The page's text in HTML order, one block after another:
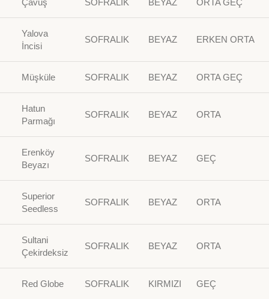
Çavuş SOFRALIK BEYAZ ORTA GEÇ
Yalova
İncisi
SOFRALIK BEYAZ ERKEN ORTA
Müşküle SOFRALIK BEYAZ ORTA GEÇ
Hatun
Parmağı
SOFRALIK BEYAZ ORTA
Erenköy
Beyazı
SOFRALIK BEYAZ GEÇ
Superior
Seedless
SOFRALIK BEYAZ ORTA
Sultani
Çekirdeksiz
SOFRALIK BEYAZ ORTA
Red Globe SOFRALIK KIRMIZI GEÇ